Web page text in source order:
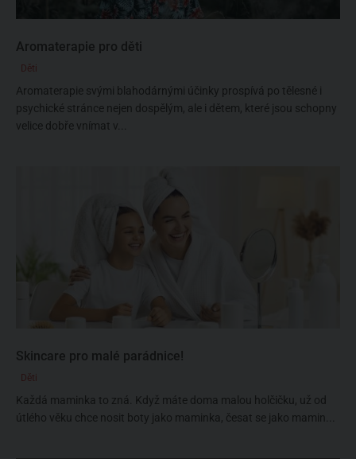
Aromaterapie pro děti
Děti
Aromaterapie svými blahodárnými účinky prospívá po tělesné i
psychické stránce nejen dospělým, ale i dětem, které jsou schopny
velice dobře vnímat v...
Skincare pro malé parádnice!
Děti
Každá maminka to zná. Když máte doma malou holčičku, už od
útlého věku chce nosit boty jako maminka, česat se jako mamin...